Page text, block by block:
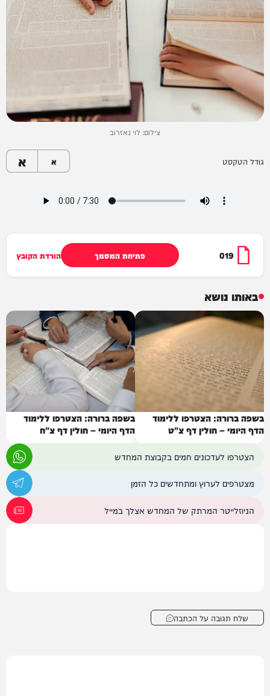
צילום: לוי נאזרוב
גודל הטקסט א א
019 פתיחת המסמך הורדת הקובץ
באותו נושא
בשפה ברורה: הצטרפו ללימוד
הדף היומי – חולין דף צ"ט
בשפה ברורה: הצטרפו ללימוד
הדף היומי – חולין דף צ"ח
הצטרפו לעדכונים חמים בקבוצת המחדש
מצטרפים לערוץ ומתחדשים כל הזמן
הניוזלייטר המרתק של המחדש אצלך במייל
שלח תגובה על הכתבה